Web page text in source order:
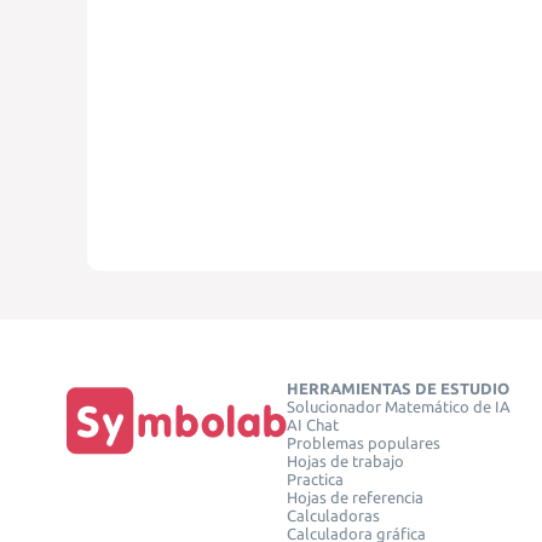
HERRAMIENTAS DE ESTUDIO
Solucionador Matemático de IA
AI Chat
Problemas populares
Hojas de trabajo
Practica
Hojas de referencia
Calculadoras
Calculadora gráfica